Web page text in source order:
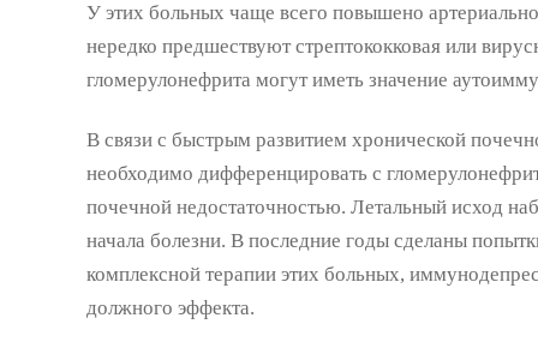
У этих больных чаще всего повышено
нередко предшествуют стрептококковая или
гломерулонефрита могут иметь значение
В связи с быстрым развитием хронической
необходимо дифференцировать с
почечной недостаточностью. Летальный исход
начала болезни. В последние годы сделаны
комплексной терапии этих больных,
должного эффекта.